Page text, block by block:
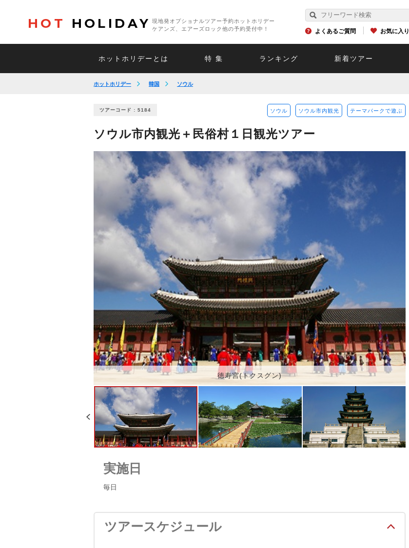
HOT HOLIDAY
現地発オプショナルツアー予約ホットホリデー
ケアンズ、エアーズロック他の予約受付中！
よくあるご質問 お気に入り
ホットホリデーとは 特 集 ランキング 新着ツアー
ホットホリデー 韓国 ソウル
ツアーコード : 5184 ソウル ソウル市内観光 テーマパークで遊ぶ
ソウル市内観光＋民俗村１日観光ツアー
徳寿宮(トクスグン)
実施日
毎日
ツアースケジュール